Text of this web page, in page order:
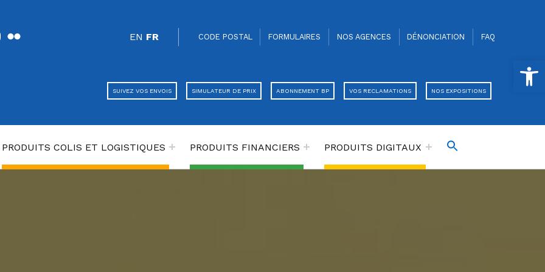
Ouvrir la barre d’outils
TRADUCTEUR
EN FR
SÉPARATEUR
CODE POSTAL
FORMULAIRES NOS AGENCES DÉNONCIATION FAQ
SUIVEZ VOS ENVOIS SIMULATEUR DE PRIX ABONNEMENT BP VOS RECLAMATIONS NOS EXPOSITIONS
PRODUITS COLIS ET LOGISTIQUES PRODUITS FINANCIERS PRODUITS DIGITAUX